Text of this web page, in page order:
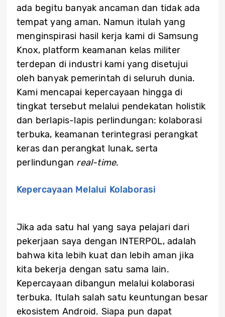
ada begitu banyak ancaman dan tidak ada
tempat yang aman. Namun itulah yang
menginspirasi hasil kerja kami di Samsung
Knox, platform keamanan kelas militer
terdepan di industri kami yang disetujui
oleh banyak pemerintah di seluruh dunia.
Kami mencapai kepercayaan hingga di
tingkat tersebut melalui pendekatan holistik
dan berlapis-lapis perlindungan: kolaborasi
terbuka, keamanan terintegrasi perangkat
keras dan perangkat lunak, serta
perlindungan real-time.
Kepercayaan Melalui Kolaborasi
Jika ada satu hal yang saya pelajari dari
pekerjaan saya dengan INTERPOL, adalah
bahwa kita lebih kuat dan lebih aman jika
kita bekerja dengan satu sama lain.
Kepercayaan dibangun melalui kolaborasi
terbuka. Itulah salah satu keuntungan besar
ekosistem Android. Siapa pun dapat